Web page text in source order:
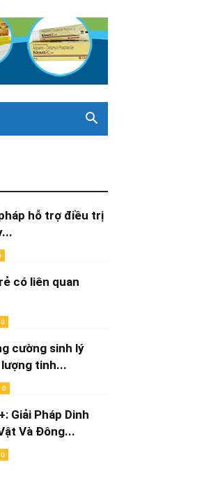
hỗ trợ điều trị
có liên quan
0
cường sinh lý
tinh...
0
Giải Pháp Dinh
Và Đông...
0